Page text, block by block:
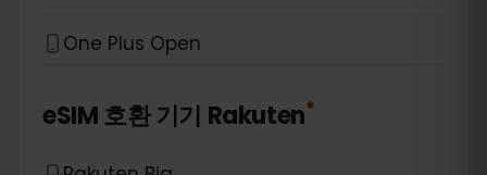
One Plus Open
eSIM 호환 기기 Rakuten*